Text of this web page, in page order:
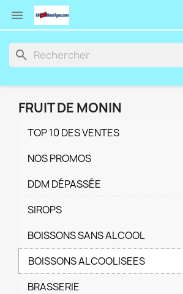

search
FRUIT DE MONIN
TOP 10 DES VENTES
NOS PROMOS
DDM DÉPASSÉE
SIROPS
BOISSONS SANS ALCOOL
BOISSONS ALCOOLISEES
BRASSERIE